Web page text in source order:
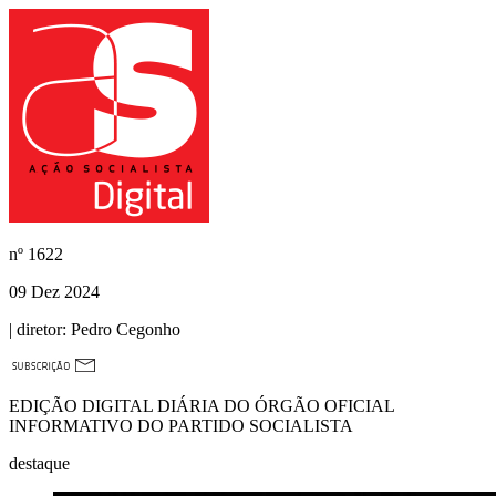
nº 1622
09 Dez 2024
| diretor: Pedro Cegonho
EDIÇÃO DIGITAL DIÁRIA DO ÓRGÃO OFICIAL
INFORMATIVO DO PARTIDO SOCIALISTA
destaque